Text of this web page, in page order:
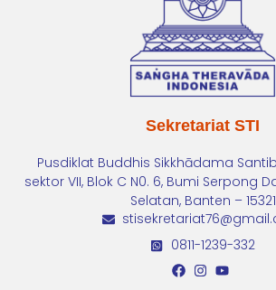
Sekretariat STI
Pusdiklat Buddhis Sikkhādama
sektor VII, Blok C N0. 6, Bumi Serpong
Selatan, Banten – 15321
0811-1239-332